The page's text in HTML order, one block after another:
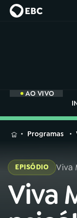
AO VIVO
MENU
Buscar
na
Rádio
na
Rádio
Nacional
Programas
EPISÓDIO Viva
Viva